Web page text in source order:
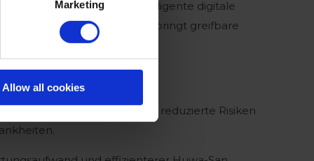
Marketing
Allow all cookies
4.0-Integration, die intelligente digitale
kombiniert, bringt greifbare
für Ihr Team.
gegen Biofilm und reduzierte Risiken